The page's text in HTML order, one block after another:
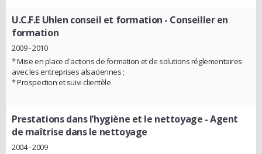
U.C.F.E Uhlen conseil et formation - Conseiller en
formation
2009 - 2010
* Mise en place d'actions de formation et de solutions réglementaires
avec les entreprises alsaciennes ;
* Prospection et suivi clientèle
Prestations dans l’hygiène et le nettoyage - Agent
de maîtrise dans le nettoyage
2004 - 2009